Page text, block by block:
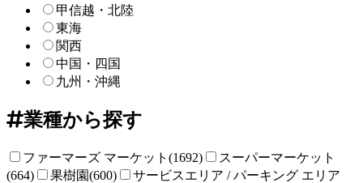
甲信越・北陸
東海
関西
中国・四国
九州・沖縄
業種から探す
ファーマーズ マーケット(1692)
スーパーマーケット
(664)
果樹園(600)
サービスエリア / パーキング エリア